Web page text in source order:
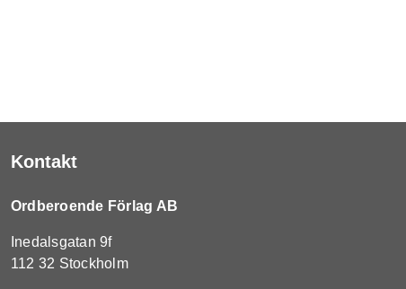
Kontakt
Ordberoende Förlag AB
Inedalsgatan 9f
112 32 Stockholm